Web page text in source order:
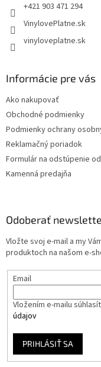
+421 903 471 294
VinylovePlatne.sk
vinyloveplatne.sk
Informácie pre vás
Ako nakupovať
Obchodné podmienky
Podmienky ochrany
Reklamačný poriadok
Formulár na odstúpenie
Kamenná predajňa
Odoberať
Vložte svoj e-mail a my
produktoch na našom e-
Email
Vložením e-mailu
údajov
PRIHLÁSIŤ SA